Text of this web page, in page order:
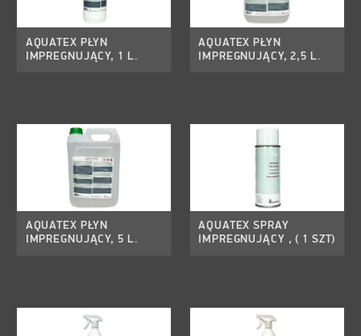
AQUATEX PŁYN
IMPREGNUJĄCY, 1 L.
AQUATEX PŁYN
IMPREGNUJĄCY, 2,5 L.
AQUATEX PŁYN
IMPREGNUJĄCY, 5 L.
AQUATEX SPRAY
IMPREGNUJĄCY , ( 1 SZT)